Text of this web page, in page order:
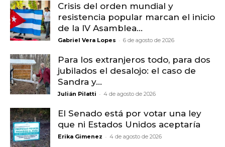
Crisis del orden mundial y
resistencia popular marcan el inicio
de la IV Asamblea...
Gabriel Vera Lopes - 6 de agosto de 2026
Para los extranjeros todo, para dos
jubilados el desalojo: el caso de
Sandra y...
Julián Pilatti - 4 de agosto de 2026
El Senado está por votar una ley
que ni Estados Unidos aceptaría
Erika Gimenez - 4 de agosto de 2026